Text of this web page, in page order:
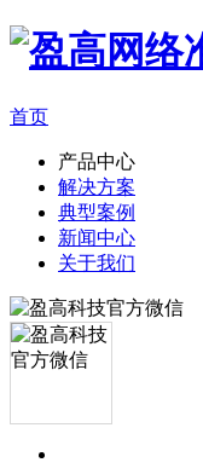
首页
产品中心
解决方案
典型案例
新闻中心
关于我们